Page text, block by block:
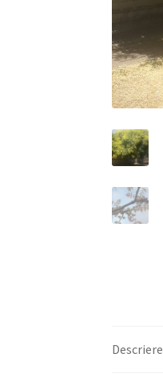
Descriere